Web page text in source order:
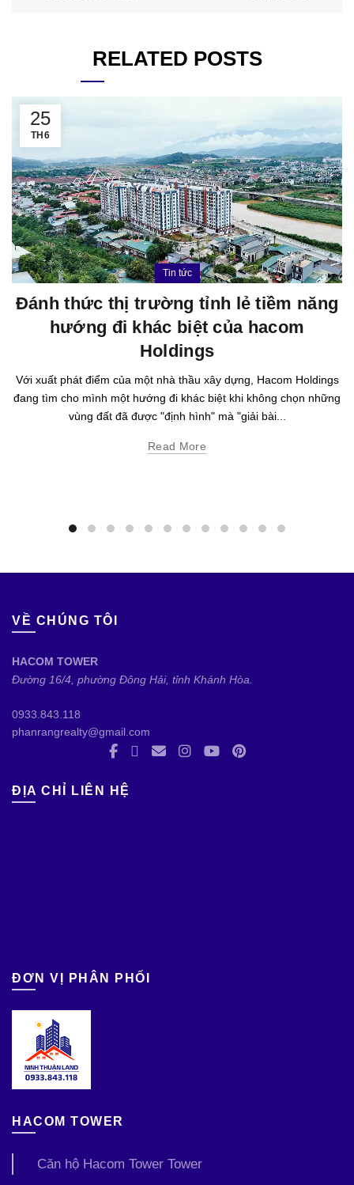
RELATED POSTS
25
TH6
Tin tức
Đánh thức thị trường tỉnh lẻ tiềm năng
hướng đi khác biệt của hacom
Holdings
Với xuất phát điểm của một nhà thầu xây dựng, Hacom Holdings
đang tìm cho mình một hướng đi khác biệt khi không chọn những
vùng đất đã được "định hình" mà "giải bài...
Read More
VỀ CHÚNG TÔI
HACOM TOWER
Đường 16/4, phường Đông Hải, tỉnh Khánh Hòa.
0933.843.118
phanrangrealty@gmail.com
ĐỊA CHỈ LIÊN HỆ
ĐƠN VỊ PHÂN PHỐI
HACOM TOWER
Căn hộ Hacom Tower Tower